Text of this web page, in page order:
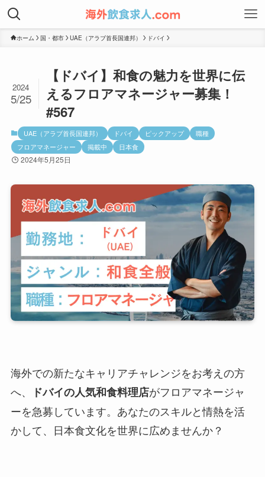
ホーム 国・都市 UAE（アラブ首長国連邦） ドバイ
【ドバイ】和食の魅力を世界に伝
えるフロアマネージャー募集！
#567
2024
5/25
UAE（アラブ首長国連邦） ドバイ ピックアップ
職種
フロアマネージャー
掲載中 日本食
2024年5月25日
海外での新たなキャリアチャレンジをお考えの方
へ、
ドバイの人気和食料理店がフロアマネージャ
ーを急募しています。あなたのスキルと情熱を活
かして、日本食文化を世界に広めませんか？